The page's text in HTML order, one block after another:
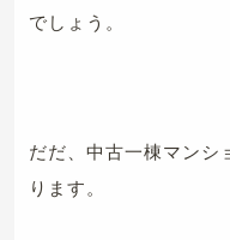
でしょう。
だだ、中古一棟マンシ
ります。